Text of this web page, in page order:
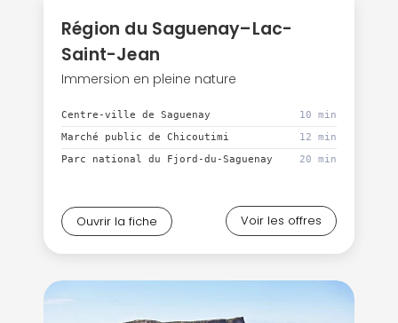
Région du Saguenay–Lac-
Saint-Jean
Immersion en pleine nature
Centre-ville de Saguenay
10 min
Marché public de Chicoutimi
12 min
Parc national du Fjord-du-Saguenay
20 min
Ouvrir la fiche Voir les offres